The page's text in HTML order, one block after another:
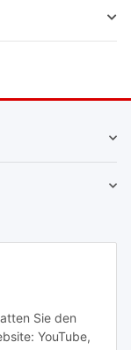
Sie den
YouTube,